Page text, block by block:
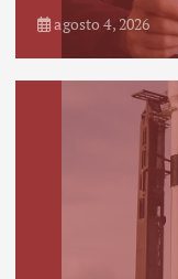
agosto 4, 2026